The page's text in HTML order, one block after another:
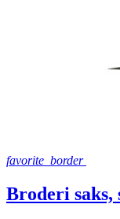
favorite_border
Broderi saks,